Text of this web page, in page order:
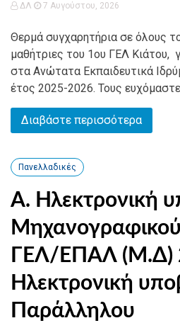
ΔΛ 7 Αυγούστου, 2026
Θερμά συγχαρητήρια σε όλους
μαθήτριες του 1ου ΓΕΛ Κιάτου,
στα Ανώτατα Εκπαιδευτικά
έτος 2025-2026. Τους
Διαβάστε περισσότερα
Πανελλαδικές
Α. Ηλεκτρονική
ΓΕΛ/ΕΠΑΛ (Μ.Δ)
Ηλεκτρονική
Παράλληλου